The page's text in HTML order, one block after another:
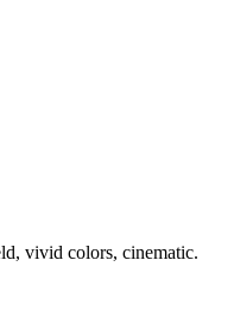
vivid colors, cinematic.